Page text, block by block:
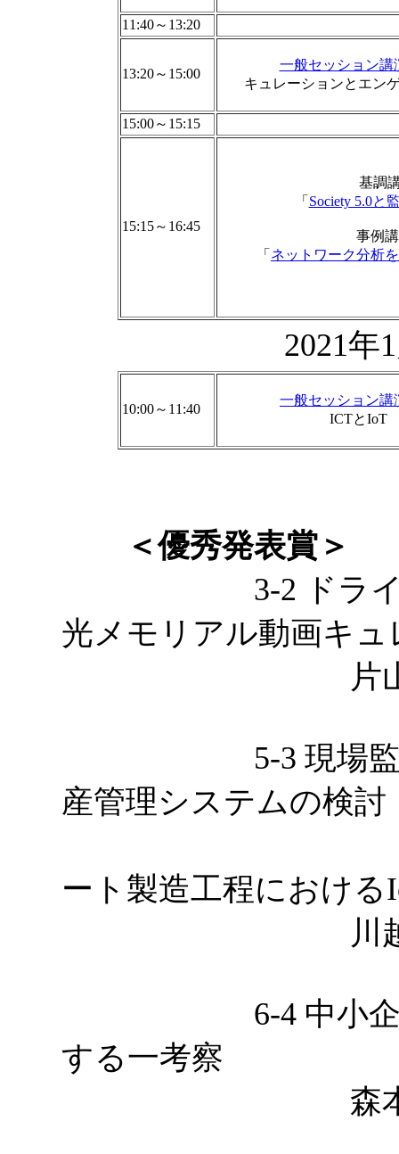
11:40～13:20
13:20～15:00
一般セッション
キュレーションとエン
15:00～15:15
15:15～16:45
基調
「 Society 5.0と
事例
「 ネットワーク分析
2021年
10:00～11:40
一般セッション
ICTとIoT
＜優秀発表賞＞
3-2 ドライブレ
光メモリアル動画キ
片山洋平，
5-3 現場監督者
産管理システムの検討
ート製造工程におけ
川越敏
6-4 中小企業の
する一考察
森本悠介